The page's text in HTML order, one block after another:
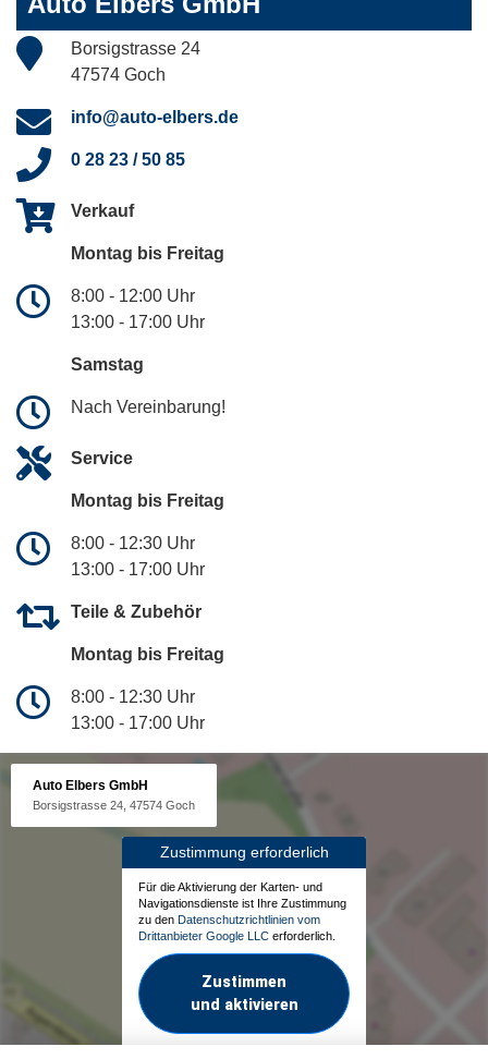
Borsigstrasse 24
47574 Goch
info@auto-elbers.de
0 28 23 / 50 85
Verkauf
Montag bis Freitag
8:00 - 12:00 Uhr
13:00 - 17:00 Uhr
Samstag
Nach Vereinbarung!
Service
Montag bis Freitag
8:00 - 12:30 Uhr
13:00 - 17:00 Uhr
Teile & Zubehör
Montag bis Freitag
8:00 - 12:30 Uhr
13:00 - 17:00 Uhr
Auto Elbers GmbH
Borsigstrasse 24, 47574 Goch
Zustimmung erforderlich
Für die Aktivierung der Karten- und
Navigationsdienste ist Ihre Zustimmung
zu den Datenschutzrichtlinien vom
Drittanbieter Google LLC erforderlich.
Zustimmen
und aktivieren